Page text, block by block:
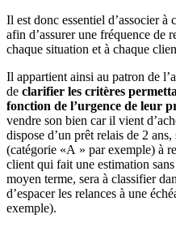
Il est donc essentiel d’associer à
afin d’assurer une fréquence de
chaque situation et à chaque
Il appartient ainsi au patron de
de clarifier les critères
fonction de l’urgence de leur
vendre son bien car il vient
dispose d’un prêt relais de 2
(catégorie «A » par exemple) à
client qui fait une estimation
moyen terme, sera à classifier
d’espacer les relances à une
exemple).